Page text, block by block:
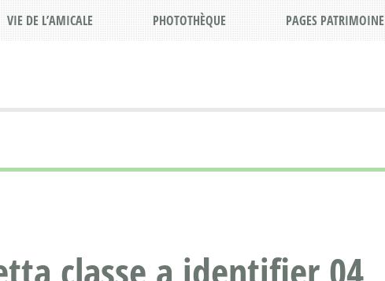
VIE DE L’AMICALE PHOTOTHÈQUE PAGES PATRIMOINE